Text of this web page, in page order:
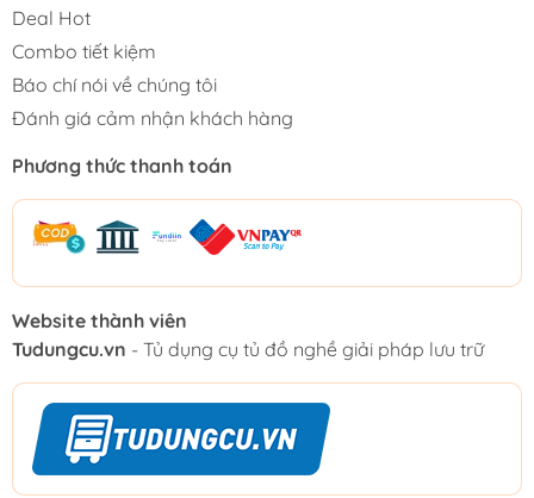
Deal Hot
Combo tiết kiệm
Báo chí nói về chúng tôi
Đánh giá cảm nhận khách hàng
Phương thức thanh toán
Website thành viên
Tudungcu.vn - Tủ dụng cụ tủ đồ nghề giải pháp lưu trữ